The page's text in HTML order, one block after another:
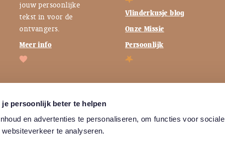
persoonlijk beter te helpen
en advertenties te personaliseren, om functies voor sociale
te analyseren.
jouw persoonlijke
tekst in voor de
ontvangers.
Meer info
Vlinderkusje blog
Onze Missie
Persoonlijk